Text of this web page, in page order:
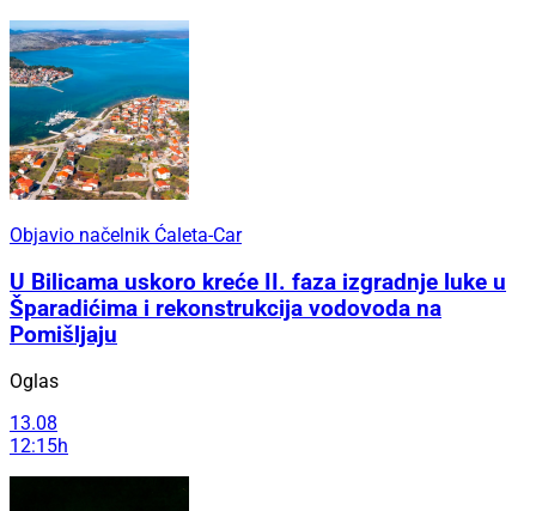
Objavio načelnik Ćaleta-Car
U Bilicama uskoro kreće II. faza izgradnje luke u
Šparadićima i rekonstrukcija vodovoda na
Pomišljaju
Oglas
13.08
12:15h